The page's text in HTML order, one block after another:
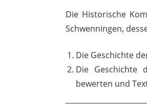
Die Historische
Schwenningen,
Die Geschichte
Die Geschichte
bewerten und